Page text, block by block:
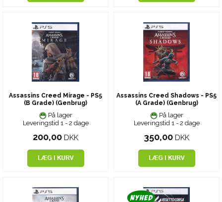
Assassins Creed Mirage - PS5
(B Grade) (Genbrug)
På lager
Leveringstid 1 - 2 dage
200,00 DKK
Assassins Creed Shadows - PS5
(A Grade) (Genbrug)
På lager
Leveringstid 1 - 2 dage
350,00 DKK